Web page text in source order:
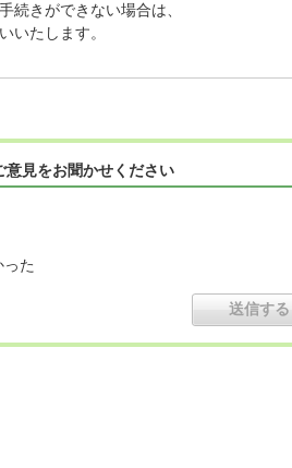
続きができない場合は、
いたします。
意見をお聞かせください
た